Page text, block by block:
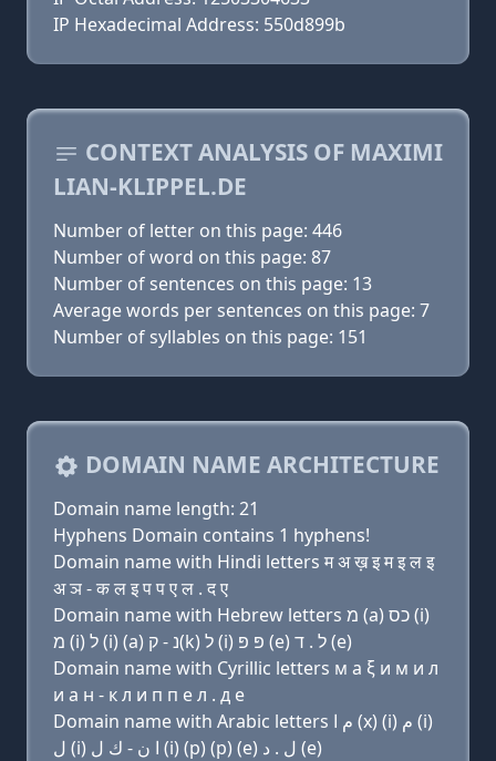
IP Hexadecimal Address: 550d899b
CONTEXT ANALYSIS OF MAXIMI
LIAN-KLIPPEL.DE
Number of letter on this page: 446
Number of word on this page: 87
Number of sentences on this page: 13
Average words per sentences on this page: 7
Number of syllables on this page: 151
DOMAIN NAME ARCHITECTURE
Domain name length: 21
Hyphens Domain contains 1 hyphens!
Domain name with Hindi letters म अ ख़ इ म इ ल इ
अ ञ - क ल इ प प ए ल . द ए
Domain name with Hebrew letters מ (a) כס (i)
מ (i) ל (i) (a) נ - ק(k) ל (i) פּ פּ (e) ל . ד (e)
Domain name with Cyrillic letters м a ξ и м и л
и a н - к л и п п e л . д e
Domain name with Arabic letters ﻡ ﺍ (x) (i) ﻡ (i)
ﻝ (i) ﺍ ﻥ - ﻙ ﻝ (i) (p) (p) (e) ﻝ . ﺩ (e)